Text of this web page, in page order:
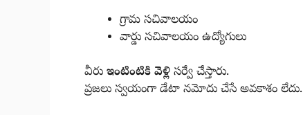
గ్రామ సచివాలయం
వార్డు సచివాలయం ఉద్యోగులు
వీరు ఇంటింటికి వెళ్లి సర్వే చేస్తారు.
ప్రజలు స్వయంగా డేటా నమోదు చేసే అవకాశం లేదు.